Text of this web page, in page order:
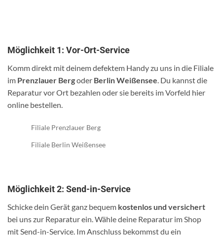
Möglichkeit 1: Vor-Ort-Service
Komm direkt mit deinem defektem Handy zu uns in die Filiale
im Prenzlauer Bergoder Berlin Weißensee . Du kannst die
Reparatur vor Ort bezahlen oder sie bereits im Vorfeld hier
online bestellen.
Filiale Prenzlauer Berg
Filiale Berlin Weißensee
Möglichkeit 2: Send-in-Service
Schicke dein Gerät ganz bequem kostenlos und versichert
bei uns zur Reparatur ein. Wähle deine Reparatur im Shop
mit Send-in-Service. Im Anschluss bekommst du ein